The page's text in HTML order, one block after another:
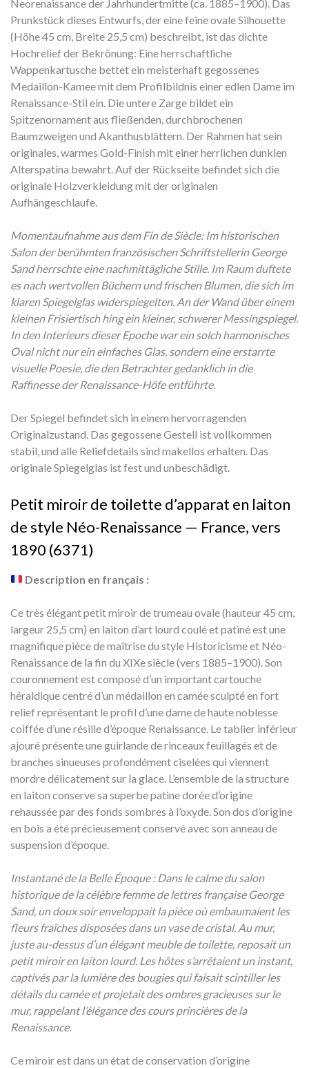
Neorenaissance der Jahrhundertmitte (ca. 1885–1900). Das
Prunkstück dieses Entwurfs, der eine feine ovale Silhouette
(Höhe 45 cm, Breite 25,5 cm) beschreibt, ist das dichte
Hochrelief der Bekrönung: Eine herrschaftliche
Wappenkartusche bettet ein meisterhaft gegossenes
Medaillon-Kamee mit dem Profilbildnis einer edlen Dame im
Renaissance-Stil ein. Die untere Zarge bildet ein
Spitzenornament aus fließenden, durchbrochenen
Baumzweigen und Akanthusblättern. Der Rahmen hat sein
originales, warmes Gold-Finish mit einer herrlichen dunklen
Alterspatina bewahrt. Auf der Rückseite befindet sich die
originale Holzverkleidung mit der originalen
Aufhängeschlaufe.
Momentaufnahme aus dem Fin de Siècle: Im historischen
Salon der berühmten französischen Schriftstellerin George
Sand herrschte eine nachmittägliche Stille. Im Raum duftete
es nach wertvollen Büchern und frischen Blumen, die sich im
klaren Spiegelglas widerspiegelten. An der Wand über einem
kleinen Frisiertisch hing ein kleiner, schwerer Messingspiegel.
In den Interieurs dieser Epoche war ein solch harmonisches
Oval nicht nur ein einfaches Glas, sondern eine erstarrte
visuelle Poesie, die den Betrachter gedanklich in die
Raffinesse der Renaissance-Höfe entführte.
Der Spiegel befindet sich in einem hervorragenden
Originalzustand. Das gegossene Gestell ist vollkommen
stabil, und alle Reliefdetails sind makellos erhalten. Das
originale Spiegelglas ist fest und unbeschädigt.
Petit miroir de toilette d’apparat en laiton
de style Néo-Renaissance — France, vers
1890 (6371)
Description en français :
Ce très élégant petit miroir de trumeau ovale (hauteur 45 cm,
largeur 25,5 cm) en laiton d’art lourd coulé et patiné est une
magnifique pièce de maîtrise du style Historicisme et Néo-
Renaissance de la fin du XIXe siècle (vers 1885–1900). Son
couronnement est composé d’un important cartouche
héraldique centré d’un médaillon en camée sculpté en fort
relief représentant le profil d’une dame de haute noblesse
coiffée d’une résille d’époque Renaissance. Le tablier inférieur
ajouré présente une guirlande de rinceaux feuillagés et de
branches sinueuses profondément ciselées qui viennent
mordre délicatement sur la glace. L’ensemble de la structure
en laiton conserve sa superbe patine dorée d’origine
rehaussée par des fonds sombres à l’oxyde. Son dos d’origine
en bois a été précieusement conservé avec son anneau de
suspension d’époque.
Instantané de la Belle Époque : Dans le calme du salon
historique de la célèbre femme de lettres française George
Sand, un doux soir enveloppait la pièce où embaumaient les
fleurs fraîches disposées dans un vase de cristal. Au mur,
juste au-dessus d’un élégant meuble de toilette, reposait un
petit miroir en laiton lourd. Les hôtes s’arrêtaient un instant,
captivés par la lumière des bougies qui faisait scintiller les
détails du camée et projetait des ombres gracieuses sur le
mur, rappelant l’élégance des cours princières de la
Renaissance.
Ce miroir est dans un état de conservation d’origine